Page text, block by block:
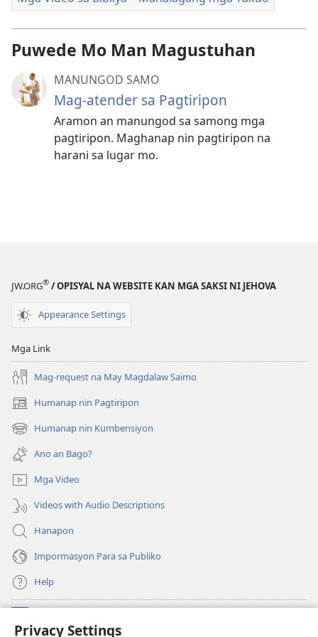
Privacy Settings
Puwede Mo Man Magustuhan
MANUNGOD SAMO
Mag-atender sa Pagtiripon
Aramon an manungod sa samong mga
pagtiripon. Maghanap nin pagtiripon na
harani sa lugar mo.
JW.ORG® / OPISYAL NA WEBSITE KAN MGA SAKSI NI JEHOVA
Appearance Settings
Mga Link
Mag-request na May Magdalaw Saimo
Humanap nin Pagtiripon
(opens
new
window)
Humanap nin Kumbensiyon
(opens
new
window)
Ano an Bago?
Mga Video
Videos with Audio Descriptions
Hanapon
Impormasyon Para sa Publiko
Help
(opens